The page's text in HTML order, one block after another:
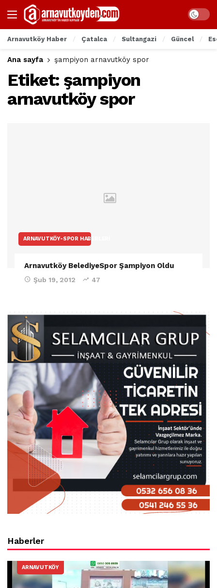
Arnavutköy Haber Çatalca Sultangazi Güncel
Ana sayfa şampiyon arnavutköy spor
Etiket: şampiyon
arnavutköy spor
ARNAVUTKÖY-SPOR HABERLERI
Arnavutköy BelediyeSpor Şampiyon Oldu
Şub 19, 2012 47
Haberler
ARNAVUTKÖY